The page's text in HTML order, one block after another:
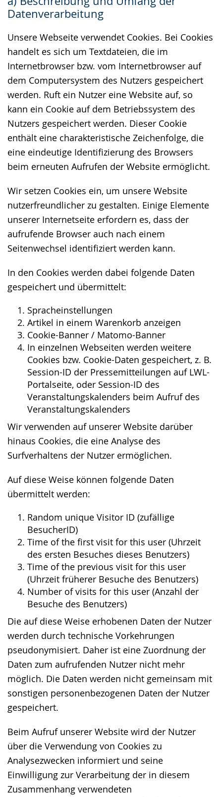
Datenverarbeitung
Unsere Webseite verwendet Cookies. Bei Cookies
handelt es sich um Textdateien, die im
Internetbrowser bzw. vom Internetbrowser auf
dem Computersystem des Nutzers gespeichert
werden. Ruft ein Nutzer eine Website auf, so
kann ein Cookie auf dem Betriebssystem des
Nutzers gespeichert werden. Dieser Cookie
enthält eine charakteristische Zeichenfolge, die
eine eindeutige Identifizierung des Browsers
beim erneuten Aufrufen der Website ermöglicht.
Wir setzen Cookies ein, um unsere Website
nutzerfreundlicher zu gestalten. Einige Elemente
unserer Internetseite erfordern es, dass der
aufrufende Browser auch nach einem
Seitenwechsel identifiziert werden kann.
In den Cookies werden dabei folgende Daten
gespeichert und übermittelt:
Spracheinstellungen
Artikel in einem Warenkorb anzeigen
Cookie-Banner / Matomo-Banner
In einzelnen Webseiten werden weitere
Cookies bzw. Cookie-Daten gespeichert, z. B.
Session-ID der Pressemitteilungen auf LWL-
Portalseite, oder Session-ID des
Veranstaltungskalenders beim Aufruf des
Veranstaltungskalenders
Wir verwenden auf unserer Website darüber
hinaus Cookies, die eine Analyse des
Surfverhaltens der Nutzer ermöglichen.
Auf diese Weise können folgende Daten
übermittelt werden:
Random unique Visitor ID (zufällige
BesucherID)
Time of the first visit for this user (Uhrzeit
des ersten Besuches dieses Benutzers)
Time of the previous visit for this user
(Uhrzeit früherer Besuche des Benutzers)
Number of visits for this user (Anzahl der
Besuche des Benutzers)
Die auf diese Weise erhobenen Daten der Nutzer
werden durch technische Vorkehrungen
pseudonymisiert. Daher ist eine Zuordnung der
Daten zum aufrufenden Nutzer nicht mehr
möglich. Die Daten werden nicht gemeinsam mit
sonstigen personenbezogenen Daten der Nutzer
gespeichert.
Beim Aufruf unserer Website wird der Nutzer
über die Verwendung von Cookies zu
Analysezwecken informiert und seine
Einwilligung zur Verarbeitung der in diesem
Zusammenhang verwendeten
wechseln.
Deutscher
wird
angezeigt.